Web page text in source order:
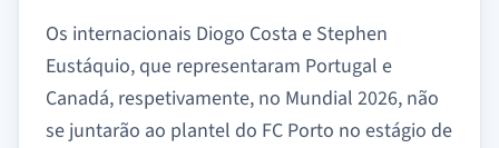
Os internacionais Diogo Costa e Stephen
Eustáquio, que representaram Portugal e
Canadá, respetivamente, no Mundial 2026, não
se juntarão ao plantel do FC Porto no estágio de